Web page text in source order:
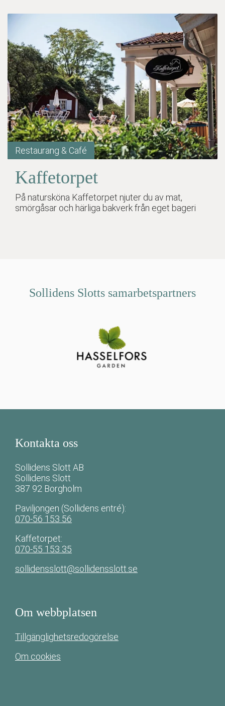
Restaurang & Café
Kaffetorpet
På natursköna Kaffetorpet njuter du av mat,
smörgåsar och härliga bakverk från eget bageri
Sollidens Slotts samarbetspartners
Kontakta oss
Sollidens Slott AB
Sollidens Slott
387 92 Borgholm
Paviljongen (Sollidens entré):
070-56 153 56
Kaffetorpet:
070-55 153 35
sollidensslott@sollidensslott.se
Om webbplatsen
Tillgänglighetsredogörelse
Om cookies